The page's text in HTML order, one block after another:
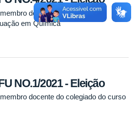
docente do colegiado do
em Química
NO.1/2021 - Eleição
docente do colegiado do curso